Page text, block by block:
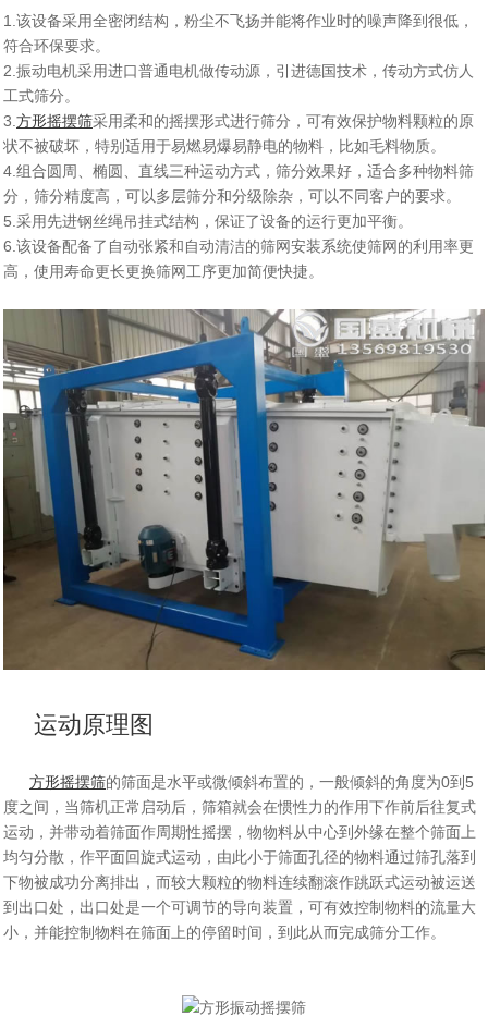
1.该设备采用全密闭结构，粉尘不飞扬并能将作业时的噪声降到很低，
符合环保要求。
2.振动电机采用进口普通电机做传动源，引进德国技术，传动方式仿人
工式筛分。
3. 方形摇摆筛采用柔和的摇摆形式进行筛分，可有效保护物料颗粒的原
状不被破坏，特别适用于易燃易爆易静电的物料，比如毛料物质。
4.组合圆周、椭圆、直线三种运动方式，筛分效果好，适合多种物料筛
分，筛分精度高，可以多层筛分和分级除杂，可以不同客户的要求。
5.采用先进钢丝绳吊挂式结构，保证了设备的运行更加平衡。
6.该设备配备了自动张紧和自动清洁的筛网安装系统使筛网的利用率更
高，使用寿命更长更换筛网工序更加简便快捷。
运动原理图
方形摇摆筛的筛面是水平或微倾斜布置的，一般倾斜的角度为0到5
度之间，当筛机正常启动后，筛箱就会在惯性力的作用下作前后往复式
运动，并带动着筛面作周期性摇摆，物物料从中心到外缘在整个筛面上
均匀分散，作平面回旋式运动，由此小于筛面孔径的物料通过筛孔落到
下物被成功分离排出，而较大颗粒的物料连续翻滚作跳跃式运动被运送
到出口处，出口处是一个可调节的导向装置，可有效控制物料的流量大
小，并能控制物料在筛面上的停留时间，到此从而完成筛分工作。